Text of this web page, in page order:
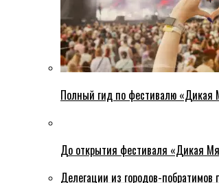
Полный гид по фестивалю «Дикая
До открытия фестиваля «Дикая
Делегации из городов-